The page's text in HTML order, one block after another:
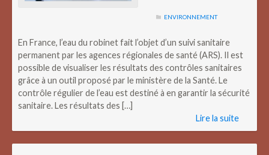
ENVIRONNEMENT
En France, l’eau du robinet fait l’objet d’un suivi sanitaire
permanent par les agences régionales de santé (ARS). Il est
possible de visualiser les résultats des contrôles sanitaires
grâce à un outil proposé par le ministère de la Santé. Le
contrôle régulier de l’eau est destiné à en garantir la sécurité
sanitaire. Les résultats des […]
Lire la suite